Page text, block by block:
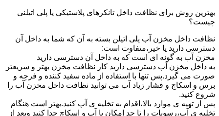
بهترین روش برای نظافت داخل تانکرهای پلاستیکی یا پلی اتیلنی
چیست؟
نظافت داخل مخزن آب پلی اتیلن بسته به آن که شما به داخل آن
دسترسی دارید یا خیر،متفاوت است:
مخزن آب به گونه ای است که به داخل آن دسترسی دارید
به داخل مخزن آب دسترسی دارید کار نظافت مخزن بهتر و سریعتر
صورت می گیرد.پس تنها با استفاده از ماده سفید کننده و فرچه و
برس و اسکاچ و فشار زیاد آب می توانید نظافت داخل مخزن آب را
شروع کنید.
پس از تهیه ی موارد بالا،اقدام به تخلیه ی آب کنید.بهتر است هنگام
تخلیه ی آب،رسوبات را تا حد امکان با آب و اسکاچ جدا کنید وبعد از